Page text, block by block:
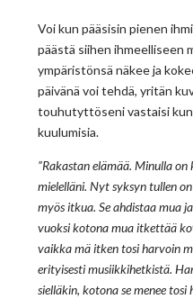
Voi kun pääsisin pienen
päästä siihen ihmeelliseen
ympäristönsä näkee ja
päivänä voi tehdä, yritän
touhutyttöseni vastaisi
kuulumisia.
”Rakastan elämää. Minulla
mielelläni. Nyt syksyn tullen
myös itkua. Se ahdistaa mua
vuoksi kotona mua itkettää
vaikka mä itken tosi harvoin
erityisesti musiikkihetkistä.
sielläkin, kotona se menee tosi